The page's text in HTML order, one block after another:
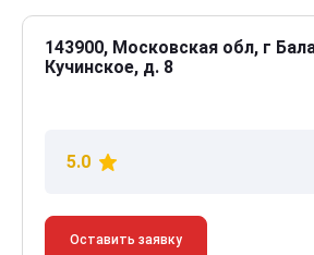
143900, Московская обл, г
Кучинское, д. 8
5.0
Оставить заявку